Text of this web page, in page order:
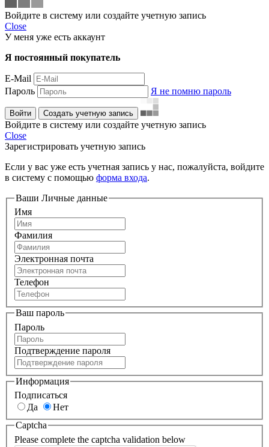
Войдите в систему или создайте учетную запись
Close
У меня уже есть аккаунт
Я постоянный покупатель
E-Mail
Пароль
Я не помню пароль
Войти Создать учетную запись
Войдите в систему или создайте учетную запись
Close
Зарегистрировать учетную запись
Если у вас уже есть учетная запись у нас, пожалуйста, войдите
в систему с помощью форма входа.
Ваши Личные данные
Имя
Фамилия
Электронная почта
Телефон
Ваш пароль
Пароль
Подтверждение пароля
Информация
Подписаться
Да
Нет
Captcha
Please complete the captcha validation below